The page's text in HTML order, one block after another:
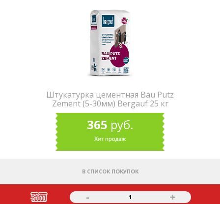
Штукатурка цементная Bau Putz
Zement (5-30мм) Bergauf 25 кг
365 руб.
В СПИСОК ПОКУПОК
- 1 +